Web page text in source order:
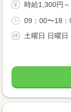
時給1,300円
09：00〜18：
土曜日 日曜日